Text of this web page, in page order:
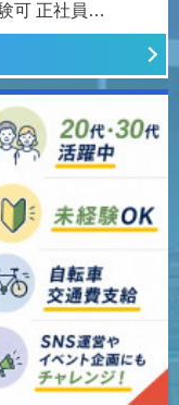
可 正社員…